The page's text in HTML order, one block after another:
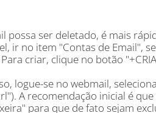
possa ser deletado, é mais
ir no item "Contas de Email",
criar, clique no botão
logue-se no webmail,
A recomendação inicial é
para que de fato sejam